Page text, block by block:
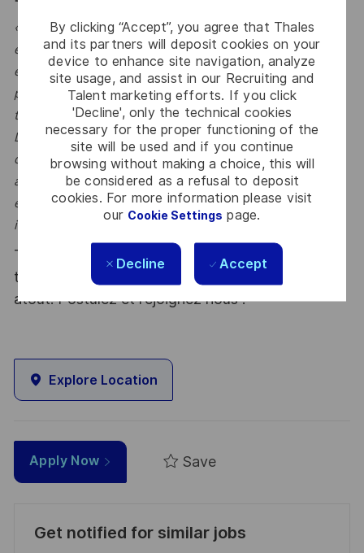
By clicking “Accept”, you agree that Thales
and its partners will deposit cookies on your
device to enhance site navigation, analyze
site usage, and assist in our Recruiting and
Talent marketing efforts. If you click
'Decline', only the technical cookies
necessary for the proper functioning of the
site will be used and if you continue
browsing without making a choice, this will
be considered as a refusal to deposit
cookies. For more information please visit
our Cookie Settings page.
Decline Accept
« Rejoignez la Solution Authority de Thales Alenia Space
et évoluez au sein d’une équipe d’architectes logiciels
expérimentés, garants des choix techniques sur des
programmes spatiaux majeurs, à forts enjeux
technologiques et opérationnels.
Dans un environnement collaboratif et de haut niveau
d’expertise, vous concevez, défendez et portez des
architectures logicielles robustes et durables, en lien
étroit avec les équipes projets, produits et clients
institutionnels ou export »
Thales, entreprise Handi-Engagée, reconnait
tous les talents. La diversité est notre meilleur
atout. Postulez et rejoignez nous !
Explore Location
Apply Now Save
Get notified for similar jobs